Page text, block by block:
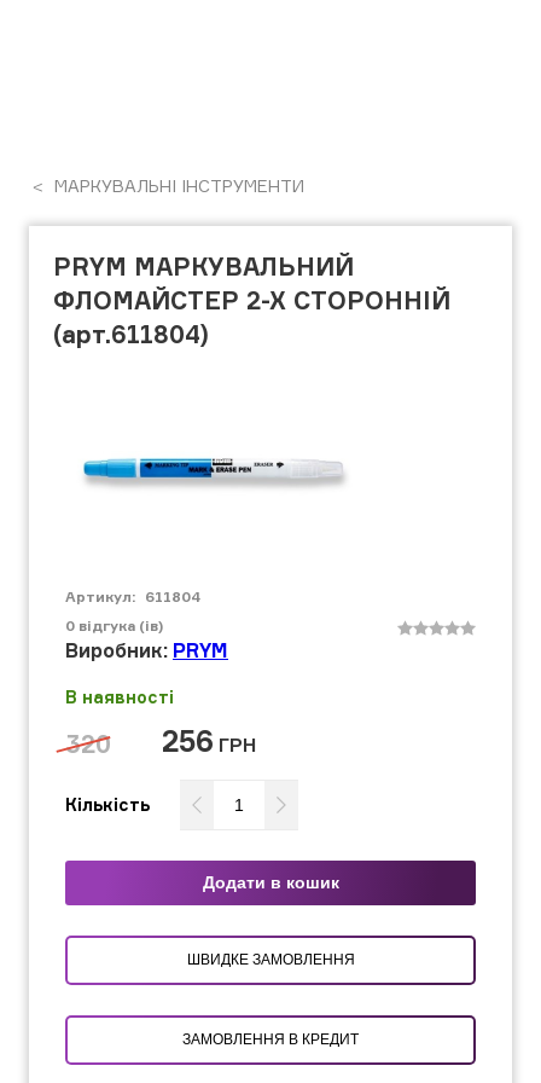
МАРКУВАЛЬНІ ІНСТРУМЕНТИ
PRYM МАРКУВАЛЬНИЙ
ФЛОМАЙСТЕР 2-Х СТОРОННІЙ
(арт.611804)
Артикул: 611804
0 відгука (ів)
Виробник: PRYM
В наявності
320 256 ГРН
Кількість
Додати в кошик
ШВИДКЕ ЗАМОВЛЕННЯ
ЗАМОВЛЕННЯ В КРЕДИТ